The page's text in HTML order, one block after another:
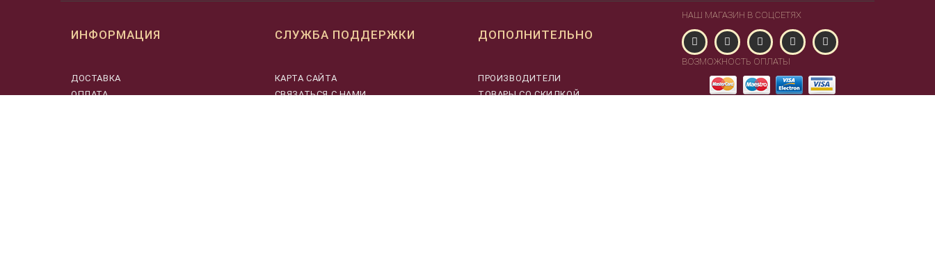
ИНФОРМАЦИЯ
ДОСТАВКА
ОПЛАТА
СЛУЖБА ПОДДЕРЖКИ
КАРТА САЙТА
СВЯЗАТЬСЯ С НАМИ
ДОПОЛНИТЕЛЬНО
ПРОИЗВОДИТЕЛИ
ТОВАРЫ СО СКИДКОЙ
НАШ МАГАЗИН В СОЦСЕТЯХ
ВОЗМОЖНОСТЬ ОПЛАТЫ